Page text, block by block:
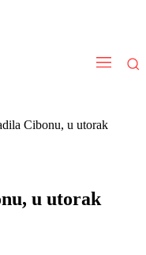
Cibonu, u utorak
u utorak